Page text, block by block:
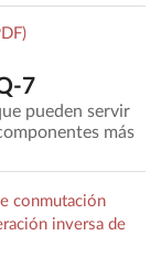
7
pueden servir
más
conmutación
inversa de